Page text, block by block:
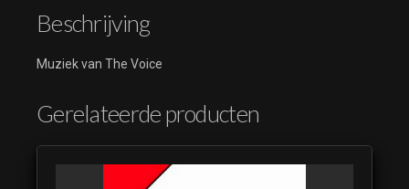
Beschrijving
Muziek van The Voice
Gerelateerde producten